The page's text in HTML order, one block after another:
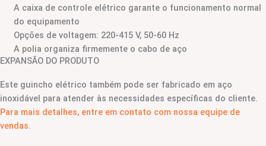
A caixa de controle elétrico garante o funcionamento normal
do equipamento
Opções de voltagem: 220-415 V, 50-60 Hz
A polia organiza firmemente o cabo de aço
EXPANSÃO DO PRODUTO
Este guincho elétrico também pode ser fabricado em aço
inoxidável para atender às necessidades específicas do cliente.
Para mais detalhes, entre em contato com nossa equipe de
vendas.